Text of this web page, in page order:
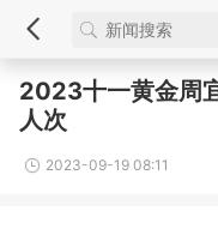
2023十一黄金周
人次
2023-09-19 08:11